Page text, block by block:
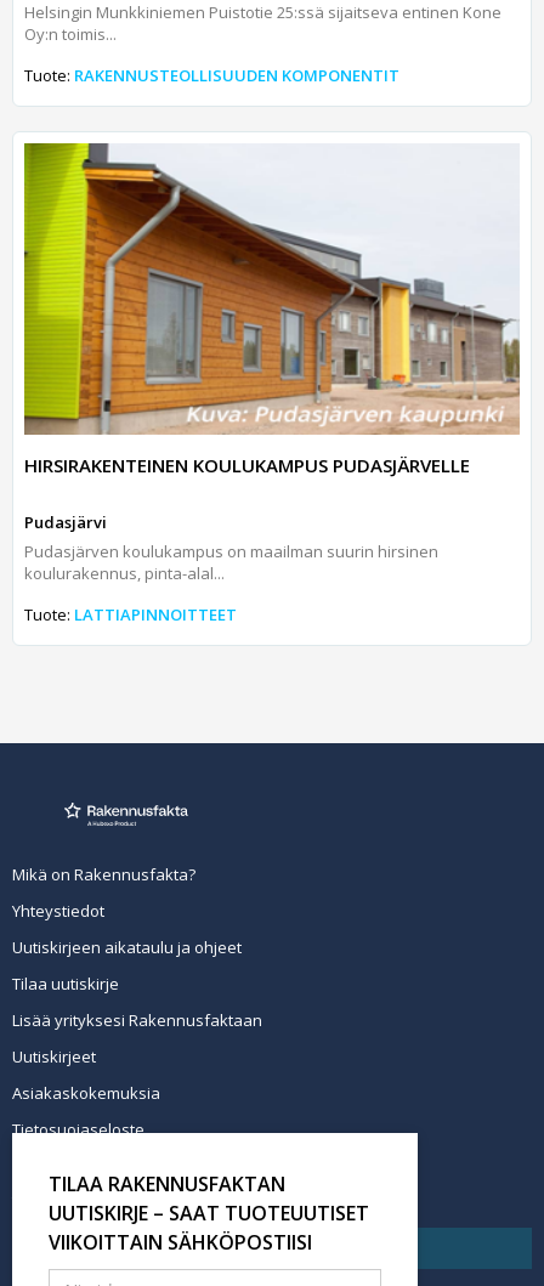
Helsingin Munkkiniemen Puistotie 25:ssä sijaitseva entinen Kone
Oy:n toimis...
Tuote: RAKENNUSTEOLLISUUDEN KOMPONENTIT
HIRSIRAKENTEINEN KOULUKAMPUS PUDASJÄRVELLE
Pudasjärvi
Pudasjärven koulukampus on maailman suurin hirsinen
koulurakennus, pinta-alal...
Tuote: LATTIAPINNOITTEET
Mikä on Rakennusfakta?
Yhteystiedot
Uutiskirjeen aikataulu ja ohjeet
Tilaa uutiskirje
Lisää yrityksesi Rakennusfaktaan
Uutiskirjeet
Asiakaskokemuksia
Tietosuojaseloste
Tilaa uutiskirje
TILAA RAKENNUSFAKTAN
UUTISKIRJE – SAAT TUOTEUUTISET
VIIKOITTAIN SÄHKÖPOSTIISI